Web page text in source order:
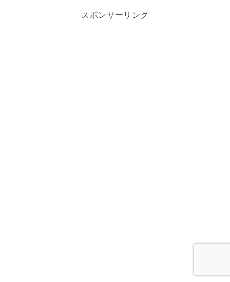
スポンサーリンク